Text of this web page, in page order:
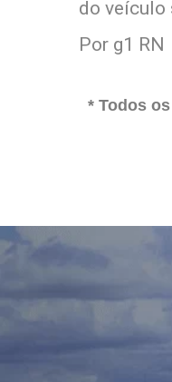
do veículo
Por g1 RN
* Todos